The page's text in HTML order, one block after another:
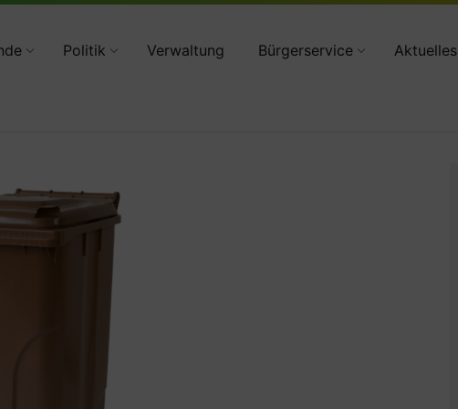
Politik Verwaltung Bürgerservice Aktuelles